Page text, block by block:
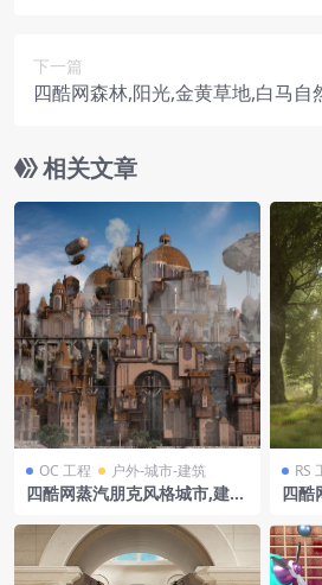
下一篇
四酷网森林,阳光,金黄草地,白马自
相关文章
OC 工程 户外-城市-建筑
四酷网蒸汽朋克风格城市,建筑
RS
四酷